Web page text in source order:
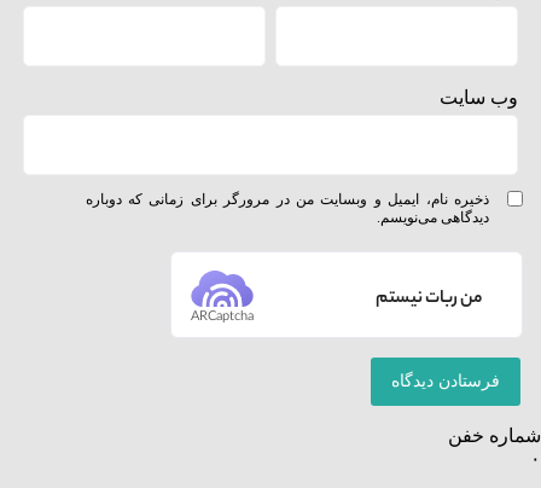
وب‌ سایت
ذخیره نام، ایمیل و وبسایت من در مرورگر برای زمانی که دوباره
دیدگاهی می‌نویسم.
من ربات نیستم
ARCaptcha
شماره خفن
۰